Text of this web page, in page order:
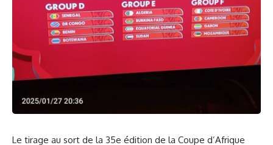
Le tirage au sort de la 35e édition de la Coupe d’Afrique